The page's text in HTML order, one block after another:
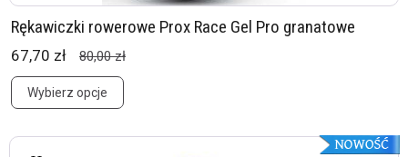
Rękawiczki rowerowe Prox Race Gel Pro granatowe
67,70 zł 80,00 zł
Wybierz opcje